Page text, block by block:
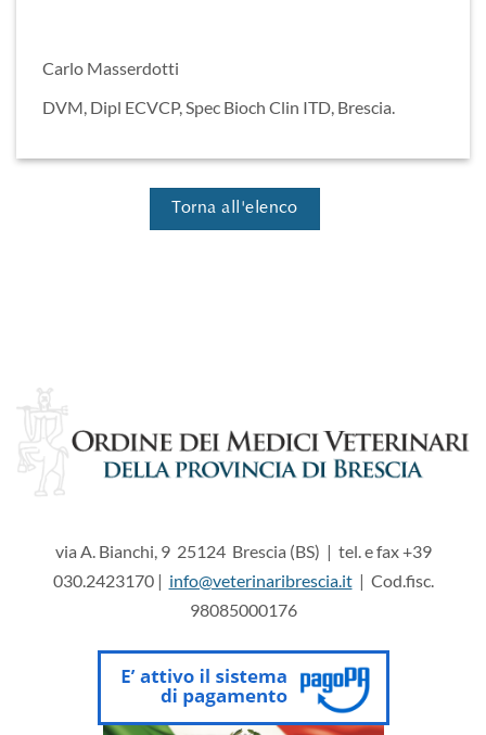
Carlo Masserdotti
DVM, Dipl ECVCP, Spec Bioch Clin ITD, Brescia.
Torna all'elenco
via A. Bianchi, 9 25124 Brescia (BS) | tel. e fax +39
030.2423170 | info@veterinaribrescia.it| Cod.fisc.
98085000176